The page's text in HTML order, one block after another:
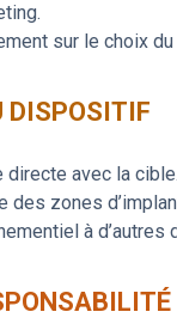
sur le choix
DISPOSITIF
directe avec la cible.
des zones
à